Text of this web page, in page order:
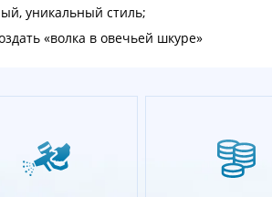
уникальный стиль;
«волка в овечьей шкуре»